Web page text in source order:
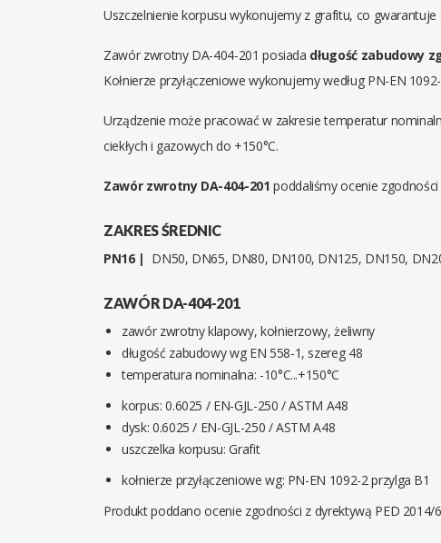
Uszczelnienie korpusu wykonujemy z grafitu, co
Zawór zwrotny DA-404-201 posiada długość zabudowy
Kołnierze przyłączeniowe wykonujemy według PN-EN
Urządzenie może pracować w zakresie temperatur
ciekłych i gazowych do +150°C.
Zawór zwrotny DA-404-201 poddaliśmy ocenie
ZAKRES ŚREDNIC
PN16 | DN50, DN65, DN80, DN100, DN125, DN150,
ZAWÓR DA-404-201
zawór zwrotny klapowy, kołnierzowy, żeliwny
długość zabudowy wg EN 558-1, szereg 48
temperatura nominalna: -10°C...+150°C
korpus: 0.6025 / EN-GJL-250 / ASTM A48
dysk: 0.6025 / EN-GJL-250 / ASTM A48
uszczelka korpusu: Grafit
kołnierze przyłączeniowe wg: PN-EN 1092-2 przylga B1
Produkt poddano ocenie zgodności z dyrektywą PED 2014/